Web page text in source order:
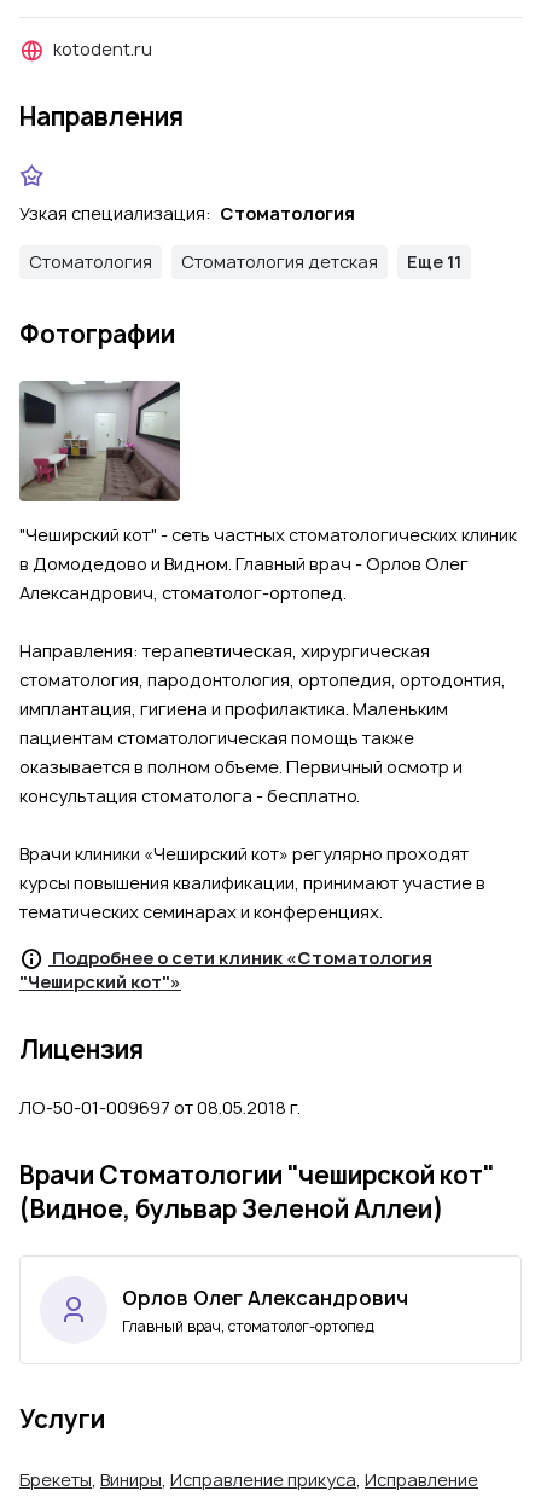
kotodent.ru
Направления
Узкая специализация: Стоматология
Стоматология Стоматология детская Еще 11
Фотографии
"Чеширский кот" - сеть частных стоматологических клиник
в Домодедово и Видном. Главный врач - Орлов Олег
Александрович, стоматолог-ортопед.
Направления: терапевтическая, хирургическая
стоматология, пародонтология, ортопедия, ортодонтия,
имплантация, гигиена и профилактика. Маленьким
пациентам стоматологическая помощь также
оказывается в полном объеме. Первичный осмотр и
консультация стоматолога - бесплатно.
Врачи клиники «Чеширский кот» регулярно проходят
курсы повышения квалификации, принимают участие в
тематических семинарах и конференциях.
Подробнее о сети клиник «Стоматология
"Чеширский кот"»
Лицензия
ЛО-50-01-009697 от 08.05.2018 г.
Врачи Стоматологии "чеширской кот"
(Видное, бульвар Зеленой Аллеи)
Орлов Олег Александрович
Главный врач, стоматолог-ортопед
Услуги
Брекеты, Виниры, Исправление прикуса, Исправление